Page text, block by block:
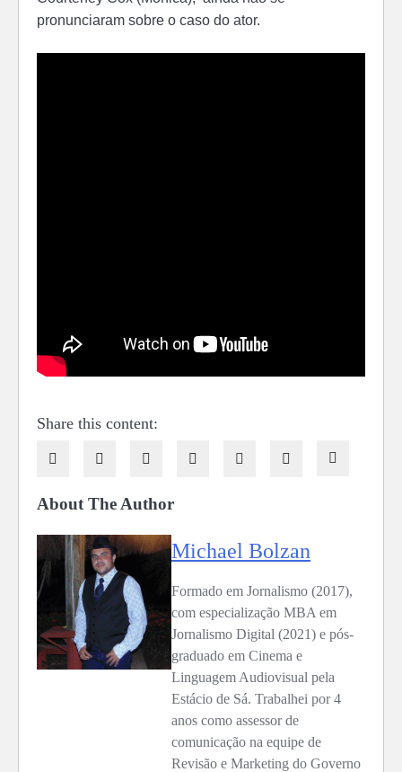
pronunciaram sobre o caso do ator.
Share this content:
About The Author
Michael Bolzan
Formado em Jornalismo (2017),
com especialização MBA em
Jornalismo Digital (2021) e pós-
graduado em Cinema e
Linguagem Audiovisual pela
Estácio de Sá. Trabalhei por 4
anos como assessor de
comunicação na equipe de
Revisão e Marketing do Governo